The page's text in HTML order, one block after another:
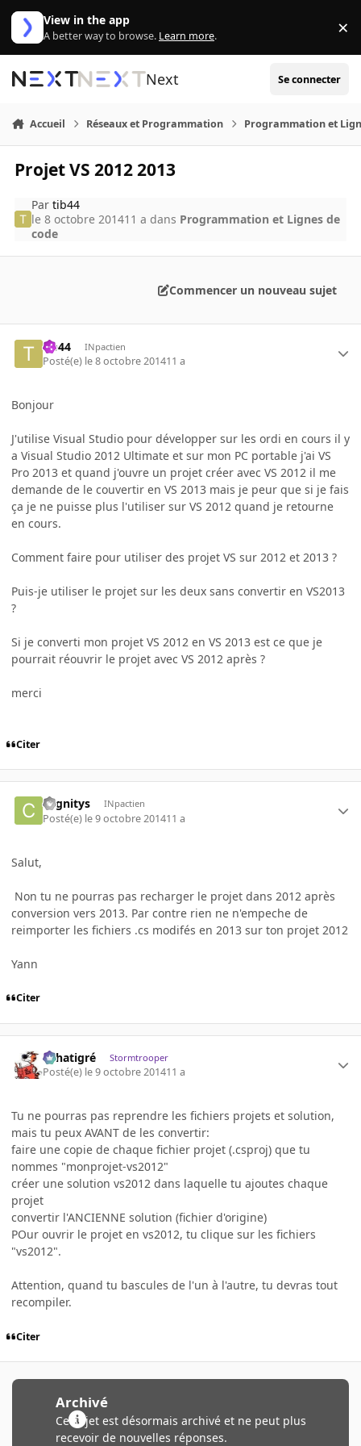
Aller au contenu
View in the app
A better way to browse. Learn more. ×
Next Se connecter
Accueil Réseaux et Programmation Programmation et
Projet VS 2012 2013
Partib44
le 8 octobre 201411 a dans Programmation et Lignes de
code
Commencer un nouveau sujet
tib44 INpactien
Posté(e) le 8 octobre 201411 a
Bonjour
J'utilise Visual Studio pour développer sur les ordi en cours il y
a Visual Studio 2012 Ultimate et sur mon PC portable j'ai VS
Pro 2013 et quand j'ouvre un projet créer avec VS 2012 il me
demande de le couvertir en VS 2013 mais je peur que si je fais
ça je ne puisse plus l'utiliser sur VS 2012 quand je retourne
en cours.
Comment faire pour utiliser des projet VS sur 2012 et 2013 ?
Puis-je utiliser le projet sur les deux sans convertir en VS2013
?
Si je converti mon projet VS 2012 en VS 2013 est ce que je
pourrait réouvrir le projet avec VS 2012 après ?
merci
Citer
cognitys INpactien
Posté(e) le 9 octobre 201411 a
Salut,
Non tu ne pourras pas recharger le projet dans 2012 après
conversion vers 2013. Par contre rien ne n'empeche de
reimporter les fichiers .cs modifés en 2013 sur ton projet 2012
Yann
Citer
r.chatigré Stormtrooper
Posté(e) le 9 octobre 201411 a
Tu ne pourras pas reprendre les fichiers projets et solution,
mais tu peux AVANT de les convertir:
faire une copie de chaque fichier projet (.csproj) que tu
nommes "monprojet-vs2012"
créer une solution vs2012 dans laquelle tu ajoutes chaque
projet
convertir l'ANCIENNE solution (fichier d'origine)
POur ouvrir le projet en vs2012, tu clique sur les fichiers
"vs2012".
Attention, quand tu bascules de l'un à l'autre, tu devras tout
recompiler.
Citer
Archivé
Ce sujet est désormais archivé et ne peut plus
recevoir de nouvelles réponses.